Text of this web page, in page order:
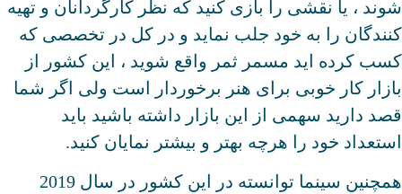
شوند ، یا نقشی را بازی کنید که نظر کارگردانان و تهیه
کنندگان را به خود جلب نماید و در کل در تخصصی که
کسب کرده اید مسمر ثمر واقع شوید ، این کشور از
بازار کار خوبی برای هنر برخوردار است ولی اگر شما
قصد دارید سهمی از این بازار داشته باشید باید
استعداد خود را هرچه بهتر و بیشتر نمایان کنید.
همچنین سینما توانسته در این کشور در سال 2019